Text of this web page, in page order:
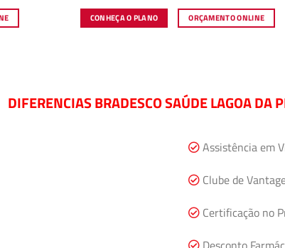
CONHEÇA O PLANO ORÇAMENTO ONLINE
DIFERENCIAS BRADESCO SAÚDE LAGOA DA
Assistência em
Clube de
Certificação no